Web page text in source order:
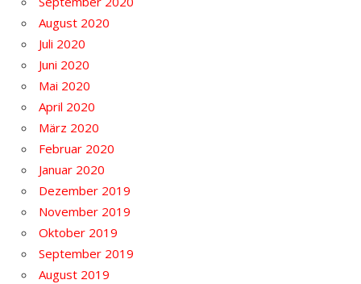
August 2020
Juli 2020
Juni 2020
Mai 2020
April 2020
März 2020
Februar 2020
Januar 2020
Dezember 2019
November 2019
Oktober 2019
September 2019
August 2019